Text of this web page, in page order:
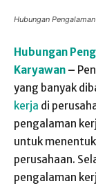
Hubungan
Hubungan
Karyawan –
yang banyak
kerja di
pengalaman
untuk
perusahaan.
pengalaman